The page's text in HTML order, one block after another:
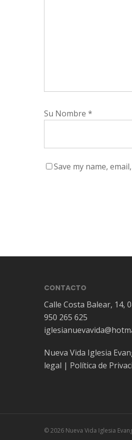
Su Nombre *
Save my name,
CONTACTO
Calle Costa Balear, 14,
950 265 625
Nueva Vida Iglesia
legal | Política de
© 2026 Nueva Vida Iglesia